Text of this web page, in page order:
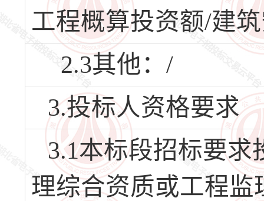
工程概算投资额/建
2.3其他：/
3.投标人资格要求
3.1本标段招标要
理综合资质或工程